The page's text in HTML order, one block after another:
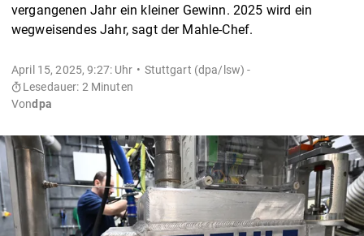
vergangenen Jahr ein kleiner Gewinn. 2025 wird ein
wegweisendes Jahr, sagt der Mahle-Chef.
April 15, 2025, 9:27: Uhr
Stuttgart (dpa/lsw) -
Lesedauer: 2 Minuten
Vondpa